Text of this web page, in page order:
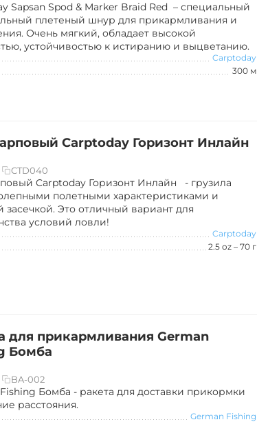
Sapsan Spod & Marker Braid Red – специальный
плетеный шнур для прикармливания и
Очень мягкий, обладает высокой
устойчивостью к истиранию и выцветанию.
Carptoday
300 м
Carptoday Горизонт Инлайн
CTD040
Carptoday Горизонт Инлайн - грузила
полетными характеристиками и
засечкой. Это отличный вариант для
условий ловли!
Carptoday
2.5 oz – 70 г
для прикармливания German
Бомба
BA-002
Бомба - ракета для доставки прикормки
расстояния.
German Fishing